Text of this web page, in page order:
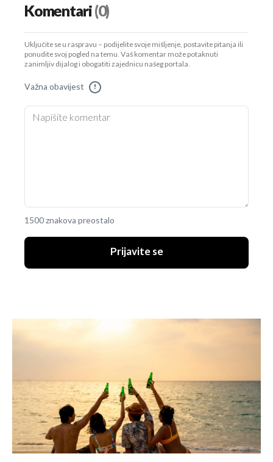
Komentari(0)
Uključite se u raspravu – podijelite svoje mišljenje, postavite pitanja ili
ponudite svoj pogled na temu. Vaš komentar može potaknuti
zanimljiv dijalog i obogatiti zajednicu našeg portala.
Važna obavijest !
1500 znakova preostalo
Prijavite se